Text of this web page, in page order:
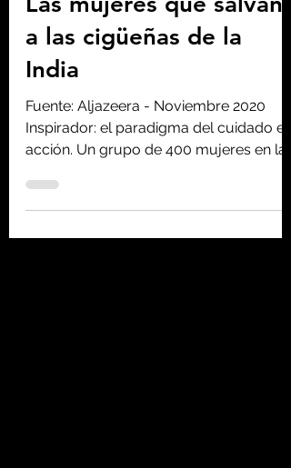
Homo consciens
12 nov 2020
a las cigüeñas de la
India
Fuente: Aljazeera - Noviembre 2020
Inspirador: el paradigma del cuidado en
acción. Un grupo de 400 mujeres en la